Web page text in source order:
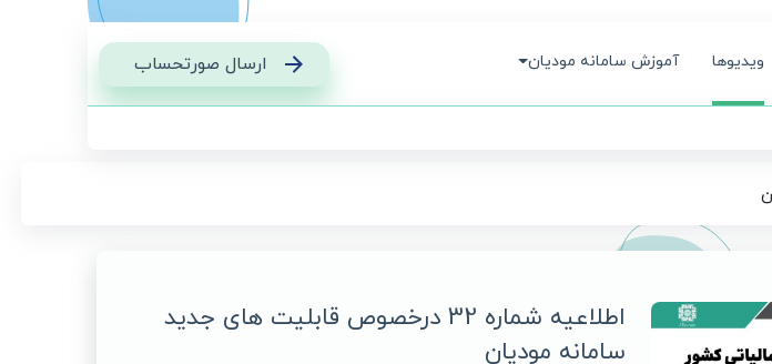
ارسال صورتحساب ویدیوها آموزش سامانه مودیان
اطلاعیه شماره 32 درخصوص قابلیت های جدید
سامانه مودیان